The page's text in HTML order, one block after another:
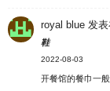
royal blue 发
鞋
2022-08-03
开餐馆的餐巾一